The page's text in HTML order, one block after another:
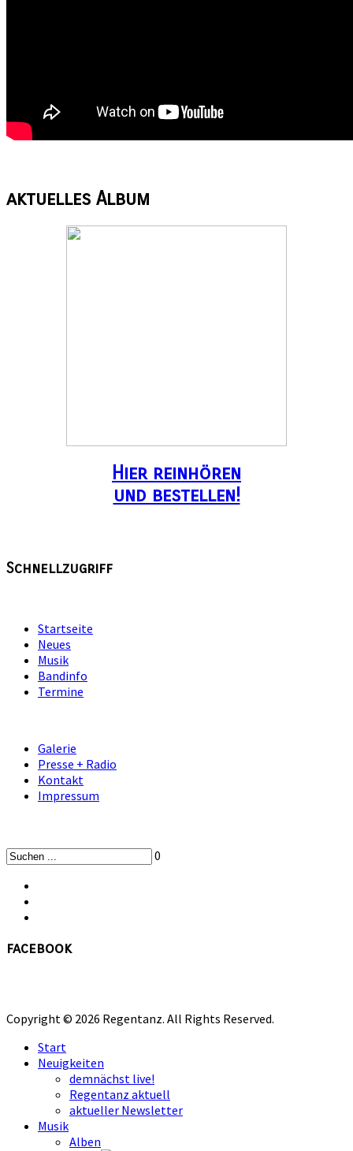
aktuelles Album
Hier reinhören
und bestellen!
Schnellzugriff
Startseite
Neues
Musik
Bandinfo
Termine
Galerie
Presse + Radio
Kontakt
Impressum
0
facebook
Copyright © 2026 Regentanz. All Rights Reserved.
Start
Neuigkeiten
demnächst live!
Regentanz aktuell
aktueller Newsletter
Musik
Alben